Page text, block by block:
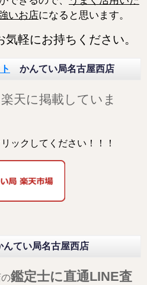
いお店になると思います。
軽にお持ちください。
かんてい局名古屋西店
天に掲載していま
ックしてください！！！
てい局名古屋西店
鑑定士に直通LINE査